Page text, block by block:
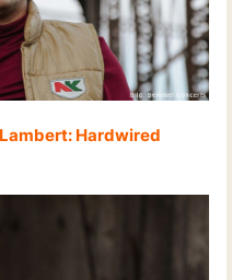
Hardwired